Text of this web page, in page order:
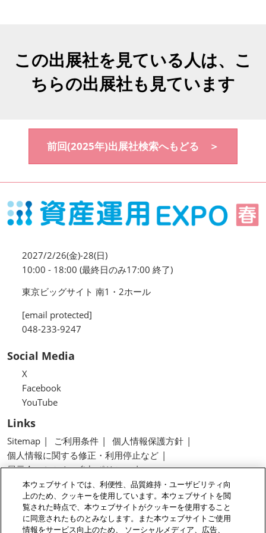
この出展社を見ている人は、こ
ちらの出展社も見ています
前回(2025年)出展社検索へもどる ＞
2027/2/26(金)-28(日)
10:00 - 18:00 (最終日のみ17:00 終了)
東京ビッグサイト 南1・2ホール
[email protected]
048-233-9247
Social Media
X
Facebook
YouTube
Links
Sitemap ご利用条件
個人情報保護方針
個人情報に関する修正・利用停止など
展示会・セミナー参加ポリシー
特定商取引法に基づく表示
カスタマーハラスメントに対する基本方針
クッキーポリシー
クッキーの設定
本ウェブサイトでは、利便性、品質維持・ユーザビリティ向
上のため、クッキーを使用しています。本ウェブサイトを閲
覧された時点で、本ウェブサイトがクッキーを使用すること
に同意されたものとみなします。また本ウェブサイトご使用
情報をサービス向上のため、 ソーシャルメディア、広告、